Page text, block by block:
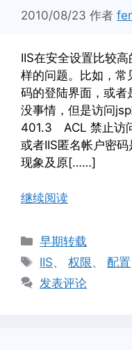
2010/08/23 作者
IIS在安全设置比较
样的问题。比如，常
码的登陆界面，或
没事情，但是访问
401.3 ACL 禁止访
或者IIS匿名帐户密
现象及原[……]
继续阅读
分
类
早期转载
标
签
IIS、权限 、配置
发表评论